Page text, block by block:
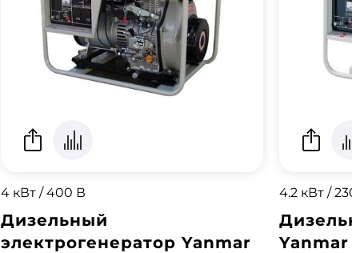
4 кВт / 400 В
Дизельный
электрогенератор Yanmar
4.2 кВт /
Yanmar